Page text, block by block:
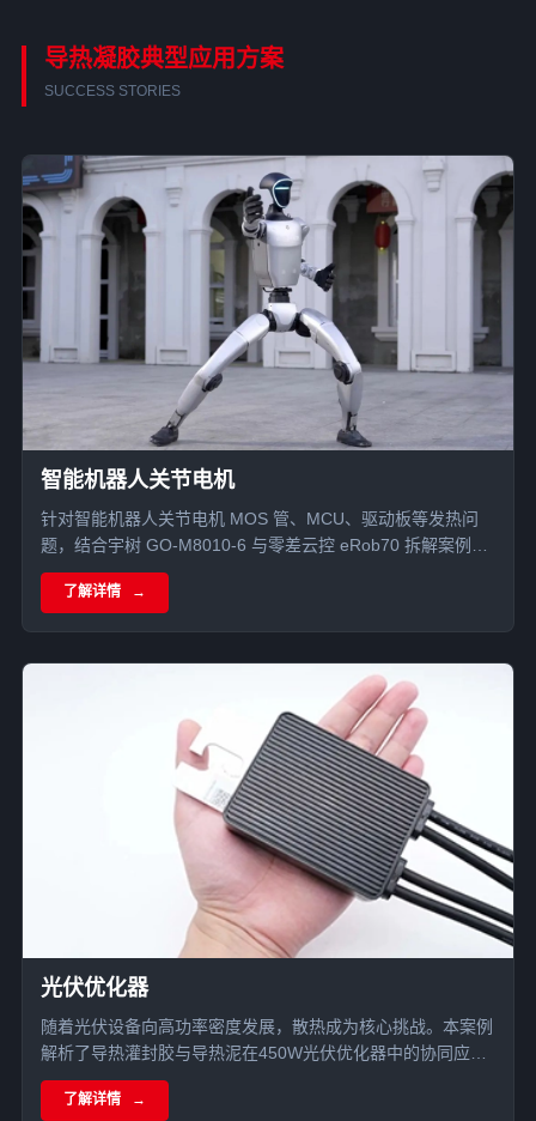
导热凝胶典型应用方案
SUCCESS STORIES
智能机器人关节电机
针对智能机器人关节电机 MOS 管、MCU、驱动板等发热问
题，结合宇树 GO-M8010-6 与零差云控 eRob70 拆解案例，
分析导热硅胶片、单组份导热凝胶、导热泥在关节电机散热中
的应用。
了解详情
光伏优化器
随着光伏设备向高功率密度发展，散热成为核心挑战。本案例
解析了导热灌封胶与导热泥在450W光伏优化器中的协同应
用，通过全方位灌封与精准界面传热，实现散热率提升20%且
核心MOS管降温超10°C，显著增强了光伏产品的户外环境适
了解详情